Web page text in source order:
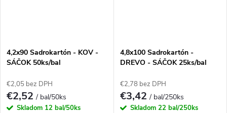
4,2x90 Sadrokartón - KOV -
SÁČOK 50ks/bal
€2,05 bez DPH
€2,52/ bal/50ks
Skladom 12 bal/50ks
4,8x100 Sadrokartón -
DREVO - SÁČOK 25ks/bal
€2,78 bez DPH
€3,42/ bal/250ks
Skladom 22 bal/250ks